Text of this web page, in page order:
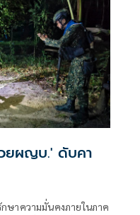
ยผญบ.' ดับคา
ษาความมั่นคงภายในภาค